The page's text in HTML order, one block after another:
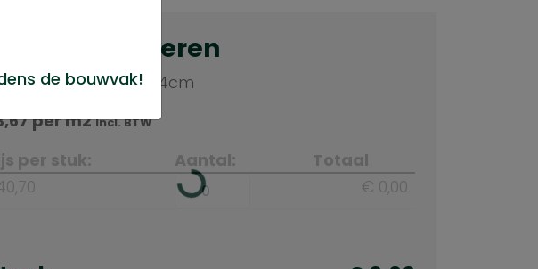
selecteren
plaat 18mm 122x244cm
per m2Incl. BTW
per stuk: Aantal:
Totaal
€ 0,00
de bouwvak!